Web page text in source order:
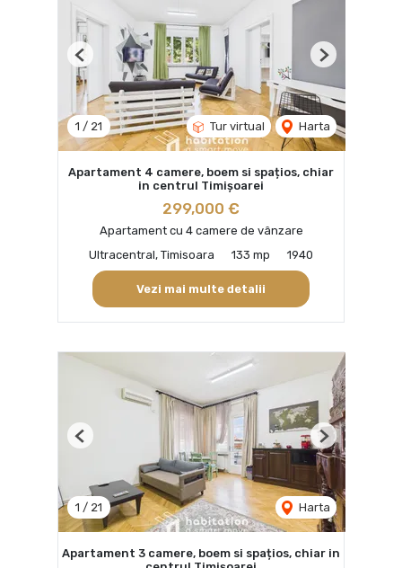
1 / 21 Tur virtual Harta
Previous Next
Apartament 4 camere, boem si spațios, chiar
in centrul Timișoarei
299,000 €
Apartament cu 4 camere de vânzare
Ultracentral, Timisoara
133 mp 1940
Vezi mai multe detalii
1 / 21 Harta
Previous Next
Apartament 3 camere, boem si spațios, chiar in